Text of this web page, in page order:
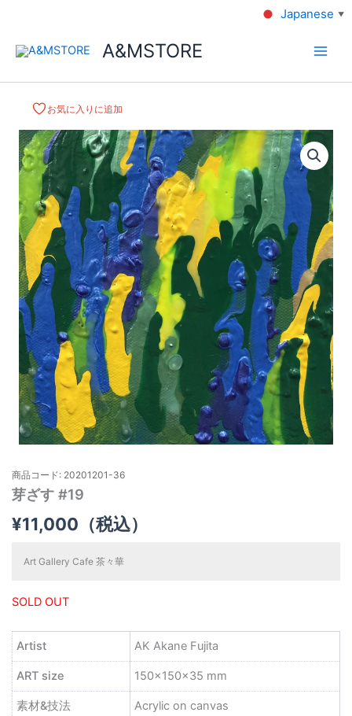
A&MSTORE
お気に入りに追加
商品コード: 20201201-36
芽ざす #19
¥11,000 （税込）
Art Gallery Cafe 茶々華
SOLD OUT
Artist AK Akane Fujita
ART size 150×150×35 mm
素材&技法 Acrylic on canvas
Japanese ▼